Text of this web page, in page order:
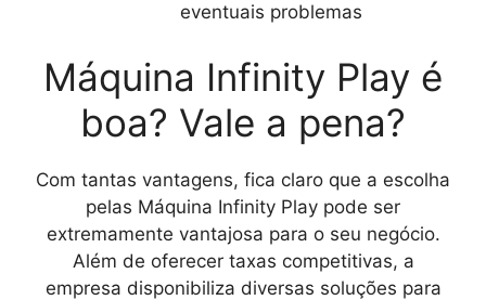
eventuais problemas
Máquina Infinity Play é
boa? Vale a pena?
Com tantas vantagens, fica claro que a escolha
pelas Máquina Infinity Play pode ser
extremamente vantajosa para o seu negócio.
Além de oferecer taxas competitivas, a
empresa disponibiliza diversas soluções para